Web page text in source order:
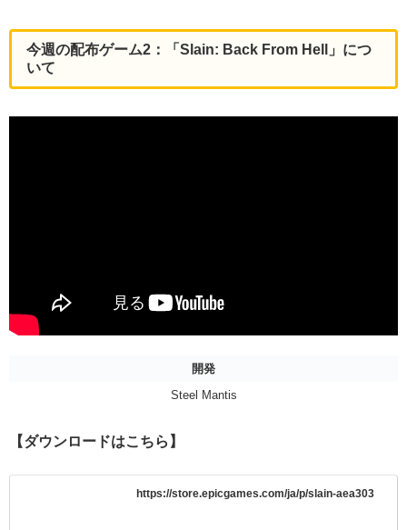
今週の配布ゲーム2：「Slain: Back From Hell」につ
いて
開発
Steel Mantis
【ダウンロードはこちら】
https://store.epicgames.com/ja/p/slain-aea303